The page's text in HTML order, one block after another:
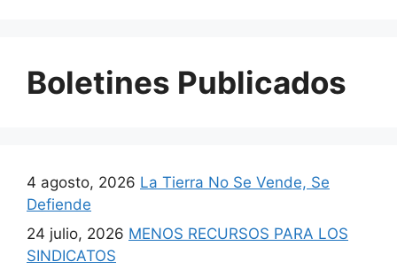
Boletines Publicados
4 agosto, 2026 La Tierra No Se Vende, Se
Defiende
24 julio, 2026 MENOS RECURSOS PARA LOS
SINDICATOS